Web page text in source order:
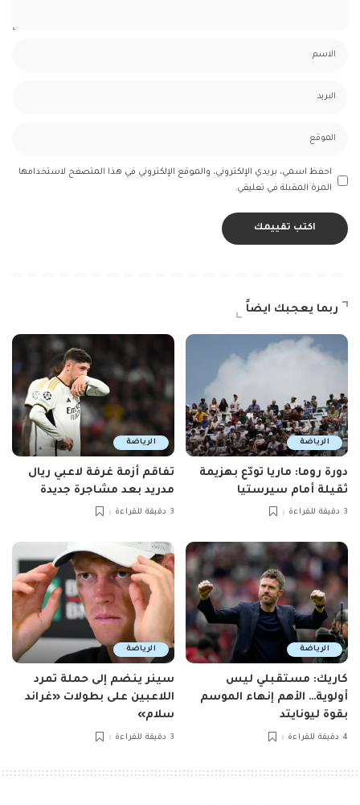
احفظ اسمي، بريدي الإلكتروني، والموقع الإلكتروني في هذا المتصفح لاستخدامها
المرة المقبلة في تعليقي.
ربما يعجبك ايضاً
الرياضة
دورة روما: ماريا تودّع بهزيمة
ثقيلة أمام سيرستيا
3 دقيقة للقراءة
الرياضة
تفاقم أزمة غرفة لاعبي ريال
مدريد بعد مشاجرة جديدة
3 دقيقة للقراءة
الرياضة
كاريك: مستقبلي ليس
أولوية… الأهم إنهاء الموسم
بقوة ليونايتد
4 دقيقة للقراءة
الرياضة
سينر ينضم إلى حملة تمرد
اللاعبين على بطولات «غراند
سلام»
3 دقيقة للقراءة